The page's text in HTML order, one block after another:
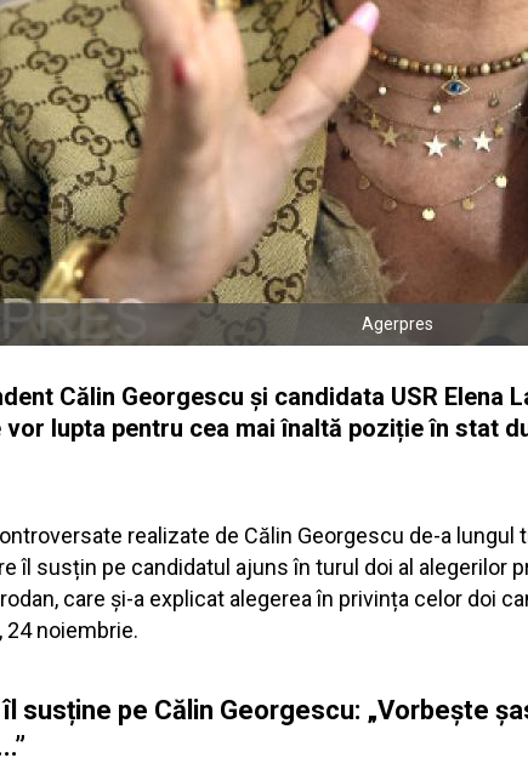
Agerpres
Călin Georgescu și candidata USR Elena
lupta pentru cea mai înaltă poziție în stat
realizate de Călin Georgescu de-a
îl susțin pe candidatul ajuns în turul doi al alegerilor
care și-a explicat alegerea în privința celor doi
noiembrie.
susține pe Călin Georgescu: „Vorbește